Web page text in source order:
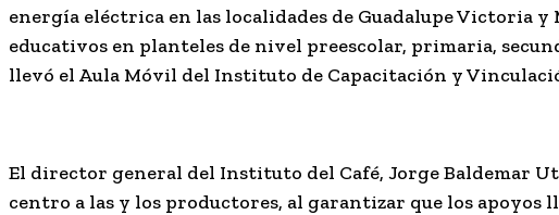
energía eléctrica en las localidades de Guadalupe Victoria
educativos en planteles de nivel preescolar, primaria,
llevó el Aula Móvil del Instituto de Capacitación y
El director general del Instituto del Café, Jorge Baldemar
centro a las y los productores, al garantizar que los apoyos